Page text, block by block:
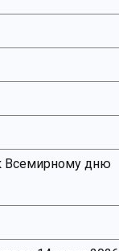
Всемирному дню